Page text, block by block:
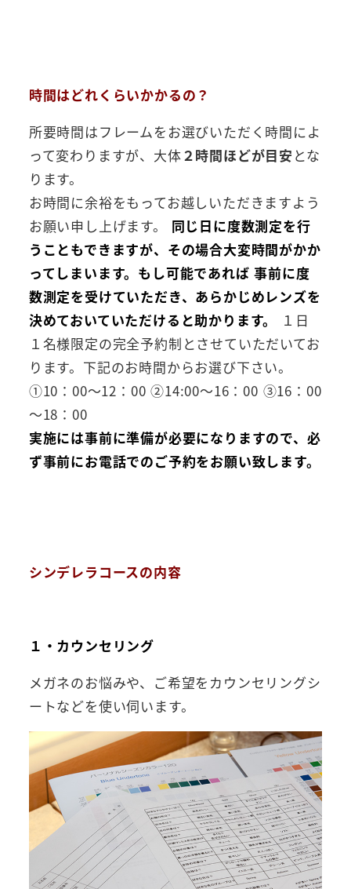
時間はどれくらいかかるの？
所要時間はフレームをお選びいただく時間によ
って変わりますが、 大体２時間ほどが目安 とな
ります。
お時間に余裕をもってお越しいただきますよう
お願い申し上げます。 同じ日に度数測定を行
うこともできますが、その場合大変時間がかか
ってしまいます。もし可能であれば 事前に度
数測定を受けていただき、あらかじめレンズを
決めておいていただけると助かります。
１日
１名様限定の完全予約制とさせていただいてお
ります。下記のお時間からお選び下さい。
①10：00～12：00 ②14:00～16：00 ③16：00
～18：00
実施には事前に準備が必要になりますので、必
ず事前にお電話でのご予約をお願い致します。
シンデレラコースの内容
１・カウンセリング
メガネのお悩みや、ご希望をカウンセリングシ
ートなどを使い伺います。